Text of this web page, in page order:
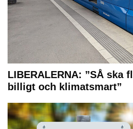
LIBERALERNA: ”SÅ ska
billigt och klimatsmart”